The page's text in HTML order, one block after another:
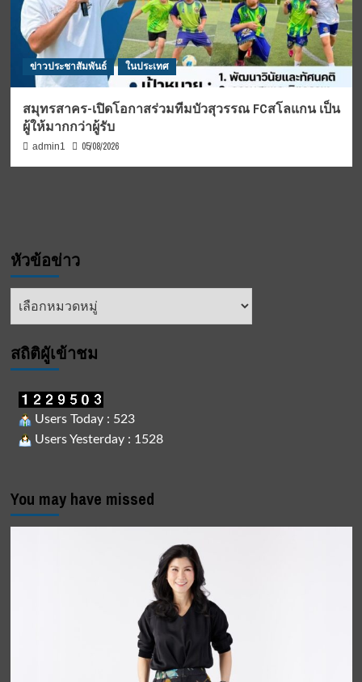
ข่าวประชาสัมพันธ์ ในประเทศ
สมุทรสาคร-เปิดโอกาสร่วมทีมบัวสุวรรณ FCสโลแกน เป็น
ผู้ให้มากกว่าผู้รับ
admin1 05/08/2026
หัวข้อข่าว
หัวข้อ
สถิติผูัเข้าชม
Users Today : 523
Users Yesterday : 1528
You may have missed